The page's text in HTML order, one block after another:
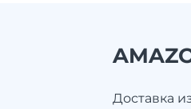
Доставка